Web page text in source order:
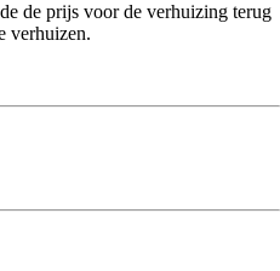
de prijs voor de verhuizing terug
verhuizen.